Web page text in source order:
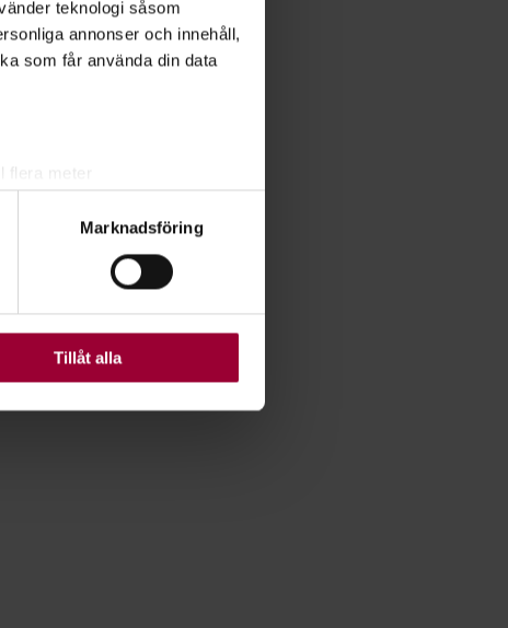
teknologi såsom
annonser och innehåll,
som får använda din data
. Du kan ändra
Vissa kakor är
Marknadsföring
Tillåt alla